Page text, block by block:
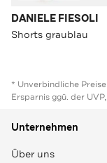
DANIELE FIESOLI
Shorts graublau
* Unverbindliche
Ersparnis ggü. der
Unternehmen
Über uns